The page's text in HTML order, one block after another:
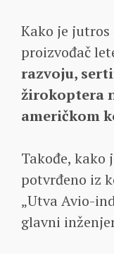
Kako je
proizvođač
razvoju,
žirokoptera
američkom
Takođe, kako
potvrđeno iz
„Utva Avio-
glavni